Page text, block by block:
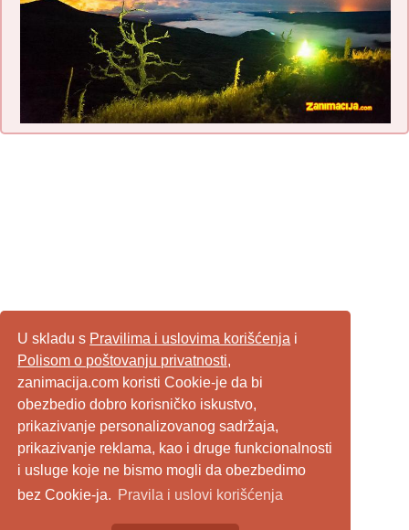
U skladu s Pravilima i uslovima korišćenja i
Polisom o poštovanju privatnosti,
zanimacija.com koristi Cookie-je da bi
obezbedio dobro korisničko iskustvo,
prikazivanje personalizovanog sadržaja,
prikazivanje reklama, kao i druge funkcionalnosti
i usluge koje ne bismo mogli da obezbedimo
bez Cookie-ja. Pravila i uslovi korišćenja